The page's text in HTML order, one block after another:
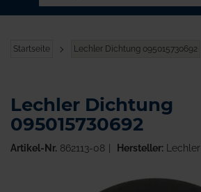
Startseite Lechler Dichtung 095015730692
Lechler Dichtung
095015730692
Artikel-Nr. 862113-08 Hersteller:Lechler